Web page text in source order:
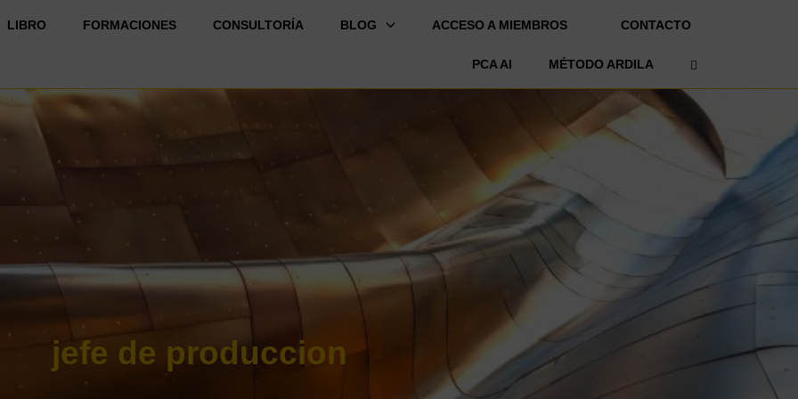
LIBRO FORMACIONES CONSULTORÍA BLOG ACCESO A MIEMBROS CONTACTO
PCA AI MÉTODO ARDILA
jefe de produccion